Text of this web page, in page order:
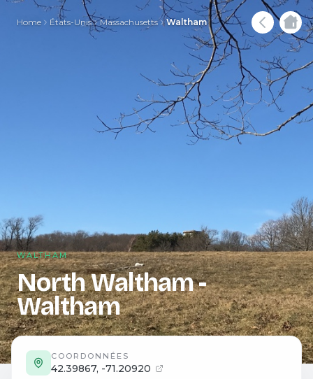
Home États-Unis Massachusetts Waltham
WALTHAM
North Waltham -
Waltham
COORDONNÉES
42.39867, -71.20920